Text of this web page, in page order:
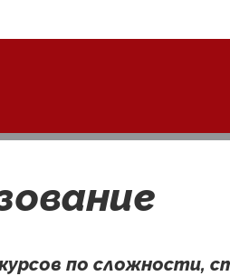
по сложности,